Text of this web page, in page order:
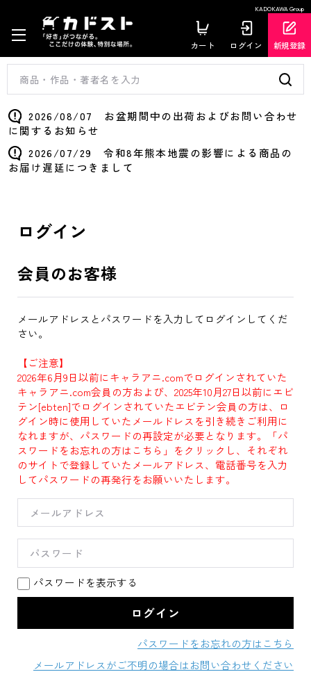
KADOKAWA Group
カート ログイン 新規登録
2026/08/07 お盆期間中の出荷およびお問い合わせ
に関するお知らせ
2026/07/29 令和8年熊本地震の影響による商品の
お届け遅延につきまして
ログイン
会員のお客様
メールアドレスとパスワードを入力してログインしてくだ
さい。
【ご注意】
2026年6月9日以前にキャラアニ.comでログインされていた
キャラアニ.com会員の方および、2025年10月27日以前にエビ
テン[ebten]でログインされていたエビテン会員の方は、ロ
グイン時に使用していたメールドレスを引き続きご利用に
なれますが、パスワードの再設定が必要となります。「パ
スワードをお忘れの方はこちら」をクリックし、それぞれ
のサイトで登録していたメールアドレス、電話番号を入力
してパスワードの再発行をお願いいたします。
パスワードを表示する
パスワードをお忘れの方はこちら
メールアドレスがご不明の場合はお問い合わせください